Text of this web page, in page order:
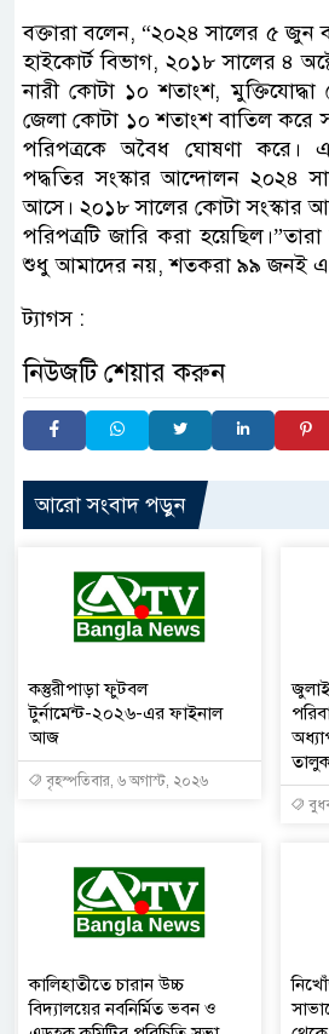
বক্তারা বলেন, “২০২৪ সালের ৫ জুন
হাইকোর্ট বিভাগ, ২০১৮ সালের ৪
নারী কোটা ১০ শতাংশ,
জেলা কোটা ১০ শতাংশ বাতিল করে
পরিপত্রকে অবৈধ ঘোষণা করে।
পদ্ধতির সংস্কার আন্দোলন ২০২৪
আসে। ২০১৮ সালের কোটা সংস্কার
পরিপত্রটি জারি করা
শুধু আমাদের নয়, শতকরা ৯৯ জনই এ
ট্যাগস :
নিউজটি শেয়ার করুন
আরো সংবাদ পড়ুন
কস্তুরীপাড়া ফুটবল
টুর্নামেন্ট-২০২৬-এর ফাইনাল
আজ
বৃহস্পতিবার, ৬ অগাস্ট, ২০২৬
কালিহাতীতে চারান উচ্চ
বিদ্যালয়ের নবনির্মিত ভবন ও